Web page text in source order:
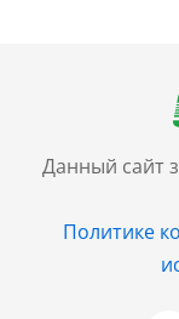
Данный сайт
Политике
+7 (499)
Санкт-
+7 (812) 600-
Барнаул
+7 (961)